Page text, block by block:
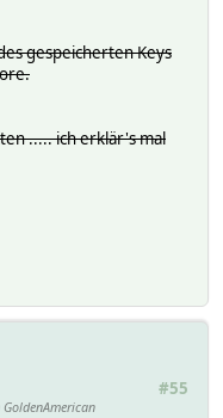
gespeicherten Keys
..... ich erklär's mal
#55